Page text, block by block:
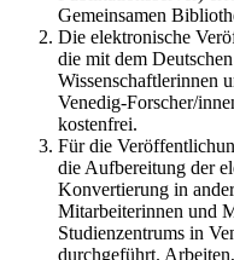
Gemeinsamen
Die elektronische
die mit dem
Wissenschaftlerinnen
Venedig-Forscher/
kostenfrei.
Für die
die Aufbereitung der
Konvertierung in
Mitarbeiterinnen und
Studienzentrums in
durchgeführt.